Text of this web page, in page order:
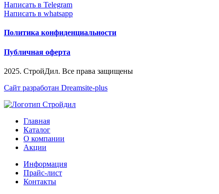
Написать в Telegram
Написать в whatsapp
Политика конфиденциальности
Публичная оферта
2025. СтройДил. Все права защищены
Сайт разработан Dreamsite-plus
Главная
Каталог
О компании
Акции
Информация
Прайс-лист
Контакты